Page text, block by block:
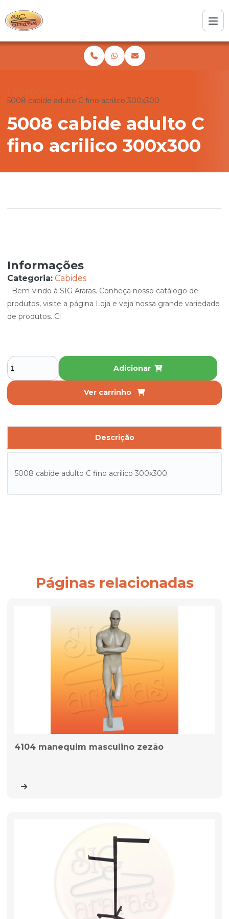
5008 cabide adulto C fino acrilico 300x300
5008 cabide adulto C
fino acrilico 300x300
Informações
Categoria: Cabides
- Bem-vindo à SIG Araras. Conheça nosso catálogo de
produtos, visite a página Loja e veja nossa grande variedade
de produtos. Cl
Adicionar
Ver carrinho
Descrição
5008 cabide adulto C fino acrilico 300x300
Páginas relacionadas
4104 manequim masculino zezão